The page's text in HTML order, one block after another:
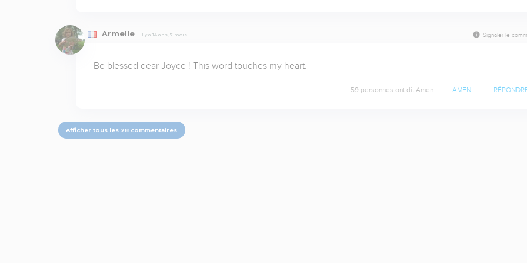
Armelle Il y a 14 ans, 7 mois Signaler le
Be blessed dear Joyce ! This word touches my heart.
59 personnes ont dit Amen AMEN
Afficher tous les 28 commentaires